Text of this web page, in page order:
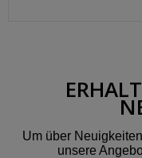
Um über
unsere